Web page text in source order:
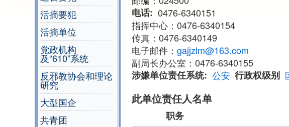
活摘要犯
活摘单位
党政机构
及“610”系统
反邪教协会和理论
研究
大型国企
共青团
电话
0476-6340151
指挥中心：0476-6340154
传真：0476-6340149
电子邮件： gajjzlm@163.com
副局长办公室：0476-6340155
涉嫌单位责任系统
公安 行政权级别
此单位责任人名单
职务